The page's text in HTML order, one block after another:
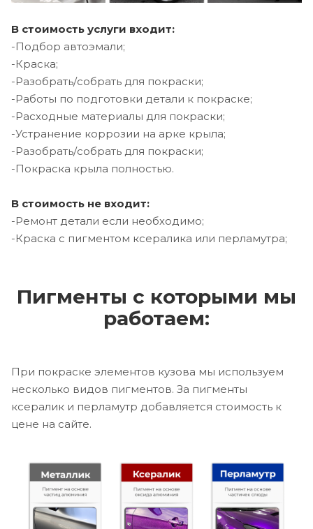
В стоимость услуги входит:
-Подбор автоэмали;
-Краска;
-Разобрать/собрать для покраски;
-Работы по подготовки детали к покраске;
-Расходные материалы для покраски;
-Устранение коррозии на арке крыла;
-Разобрать/собрать для покраски;
-Покраска крыла полностью.
В стоимость не входит:
-Ремонт детали если необходимо;
-Краска с пигментом ксералика или перламутра;
Пигменты с которыми мы
работаем:
При покраске элементов кузова мы используем
несколько видов пигментов. За пигменты
ксералик и перламутр добавляется стоимость к
цене на сайте.